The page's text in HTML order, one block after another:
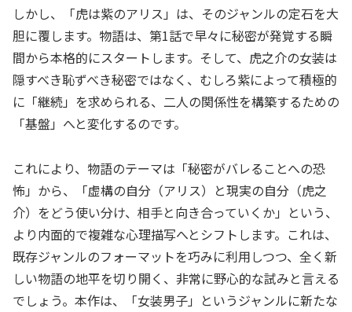
しかし、「虎は紫のアリス」は、そのジャンルの定石を大
胆に覆します。物語は、第1話で早々に秘密が発覚する瞬
間から本格的にスタートします。そして、虎之介の女装は
隠すべき恥ずべき秘密ではなく、むしろ紫によって積極的
に「継続」を求められる、二人の関係性を構築するための
「基盤」へと変化するのです。
これにより、物語のテーマは「秘密がバレることへの恐
怖」から、「虚構の自分（アリス）と現実の自分（虎之
介）をどう使い分け、相手と向き合っていくか」という、
より内面的で複雑な心理描写へとシフトします。これは、
既存ジャンルのフォーマットを巧みに利用しつつ、全く新
しい物語の地平を切り開く、非常に野心的な試みと言える
でしょう。本作は、「女装男子」というジャンルに新たな